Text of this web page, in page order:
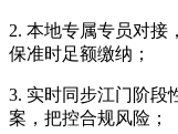
2. 本地专属专员对接
保准时足额缴纳；
3. 实时同步江门阶段
案，把控合规风险；